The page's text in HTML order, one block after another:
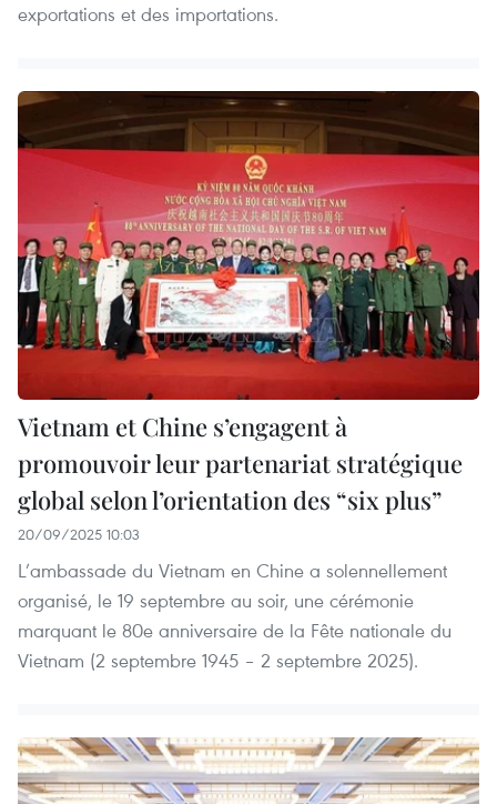
exportations et des importations.
Vietnam et Chine s’engagent à
promouvoir leur partenariat stratégique
global selon l’orientation des “six plus”
20/09/2025 10:03
L’ambassade du Vietnam en Chine a solennellement
organisé, le 19 septembre au soir, une cérémonie
marquant le 80e anniversaire de la Fête nationale du
Vietnam (2 septembre 1945 – 2 septembre 2025).